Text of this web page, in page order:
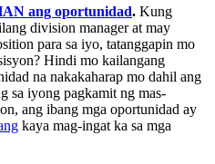
ang oportunidad. Kung
division manager at may
para sa iyo, tatanggapin mo
Hindi mo kailangang
na nakakaharap mo dahil ang
sa iyong pagkamit ng mas-
ang ibang mga oportunidad ay
kaya mag-ingat ka sa mga